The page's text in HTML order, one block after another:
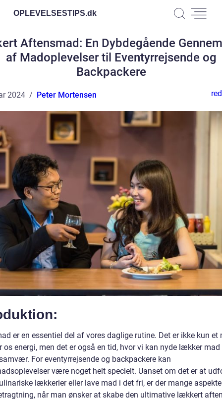
OPLEVELSESTIPS.dk
Aftensmad: En Dybdegående
af Madoplevelser til Eventyrrejsende og
Backpackere
2024 Peter Mortensen
er en essentiel del af vores daglige rutine. Det er ikke kun et
os energi, men det er også en tid, hvor vi kan nyde lækker mad
For eventyrrejsende og backpackere kan
være noget helt specielt. Uanset om det er at
lækkerier eller lave mad i det fri, er der mange
når man ønsker at skabe den ultimative lækkert